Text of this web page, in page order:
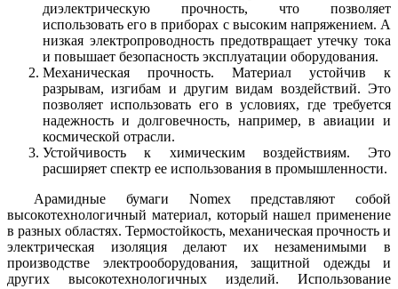
диэлектрическую прочность, что позволяет
использовать его в приборах с высоким напряжением. А
низкая электропроводность предотвращает утечку тока
и повышает безопасность эксплуатации оборудования.
Механическая прочность. Материал устойчив к
разрывам, изгибам и другим видам воздействий. Это
позволяет использовать его в условиях, где требуется
надежность и долговечность, например, в авиации и
космической отрасли.
Устойчивость к химическим воздействиям. Это
расширяет спектр ее использования в промышленности.
Арамидные бумаги Nomex представляют собой
высокотехнологичный материал, который нашел применение
в разных областях. Термостойкость, механическая прочность и
электрическая изоляция делают их незаменимыми в
производстве электрооборудования, защитной одежды и
других высокотехнологичных изделий. Использование